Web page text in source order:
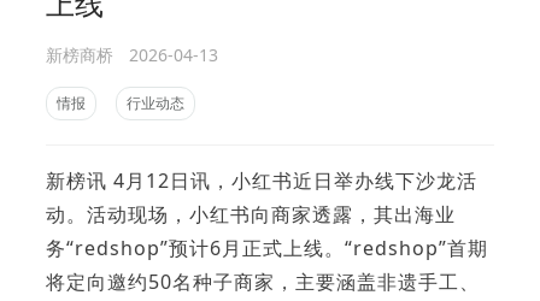
新榜商桥 2026-04-13
情报 行业动态
新榜讯 4月12日讯，小红书近日举办线下沙龙活
动。活动现场，小红书向商家透露，其出海业
务“redshop”预计6月正式上线。“redshop”首期
将定向邀约50名种子商家，主要涵盖非遗手工、